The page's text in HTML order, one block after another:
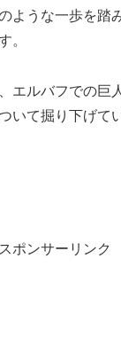
ような一歩を踏
。
エルバフでの巨
いて掘り下げて
スポンサーリンク